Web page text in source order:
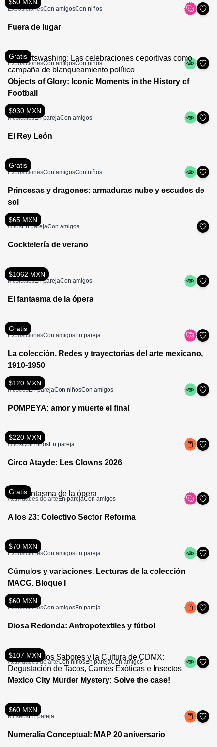
$50 MXN
ExposicionesCon amigosCon niños
Fuera de lugar
Gratis
ExposicionesCon amigosCon niños
Objects of Glory: Iconic Moments in the History of
Football
$930 MXN
MusicalesEn parejaCon amigos
El Rey León
Gratis
ExposicionesCon amigosCon niños
Princesas y dragones: armaduras nube y escudos de
sol
$65 MXN
OtrosEn parejaCon amigos
Cocktelería de verano
$1062 MXN
MusicalesEn parejaCon amigos
El fantasma de la ópera
Gratis
ExposicionesCon amigosEn pareja
La colección. Redes y trayectorias del arte mexicano,
1910-1950
$120 MXN
MuseosEn parejaCon niñosCon amigos
POMPEYA: amor y muerte el final
$220 MXN
OtrosCon niñosEn pareja
Circo Atayde: Les Clowns 2026
Gratis
Actividades de arte En parejaCon amigos
A los 23: Colectivo Sector Reforma
$70 MXN
ExposicionesCon amigosEn pareja
Cúmulos y variaciones. Lecturas de la colección
MACG. Bloque I
$60 MXN
ExposicionesCon amigosEn pareja
Diosa Redonda: Antropotextiles y fútbol
$107 MXN
Actividades de arteCon niñosEn parejaCon amigos
Mexico City Murder Mystery: Solve the case!
$60 MXN
MuseosEn pareja
Numeralia Conceptual: MAP 20 aniversario